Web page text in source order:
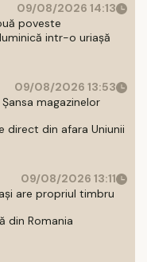
09/08/2026 14:13
poveste
intr-o uriaşă
09/08/2026 13:53
magazinelor
din afara Uniunii
09/08/2026 13:11
are propriul timbru
din Romania